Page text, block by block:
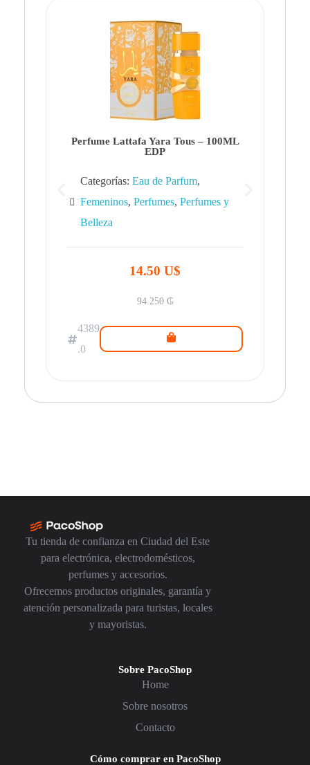
Perfume Lattafa Yara Tous – 100ML
EDP
Categorías: Eau de Parfum,
Femeninos, Perfumes, Perfumes y
Belleza
14.50 U$
94.250 ₲
4389
.0
Tu tienda de confianza en Ciudad del Este
para electrónica, electrodomésticos,
perfumes y accesorios.
Ofrecemos productos originales, garantía y
atención personalizada para turistas, locales
y mayoristas.
Sobre PacoShop
Home
Sobre nosotros
Contacto
Cómo comprar en PacoShop